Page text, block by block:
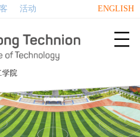
活动 ENGLISH
